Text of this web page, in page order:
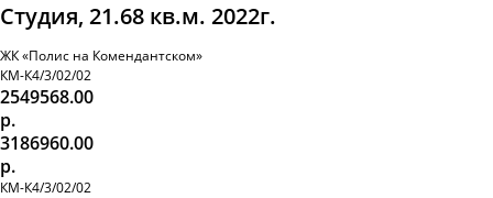
Студия, 21.68 кв.м. 2022г.
ЖК «Полис на Комендантском»
КМ-К4/3/02/02
2549568.00
р.
3186960.00
р.
КМ-К4/3/02/02